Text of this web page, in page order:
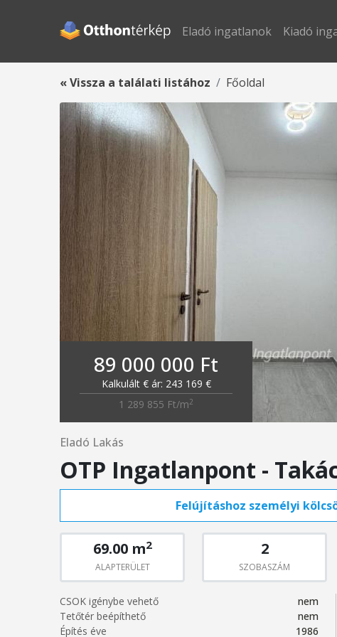
Eladó ingatlanok Kiadó
« Vissza a találati listához Főoldal
89 000 000 Ft
Kalkulált € ár: 243 169 €
1 289 855 Ft/m2
Eladó Lakás
OTP Ingatlanpont -
Felújításhoz személyi
69.00 m2
ALAPTERÜLET
2
SZOBASZÁM
CSOK igénybe vehető
nem
Tetőtér beépíthető
nem
Építés éve
1986